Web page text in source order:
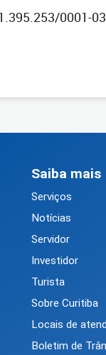
0001-
Saiba mais
Serviços
Notícias
Servidor
Investidor
Turista
Sobre Curitiba
Locais de
Boletim de